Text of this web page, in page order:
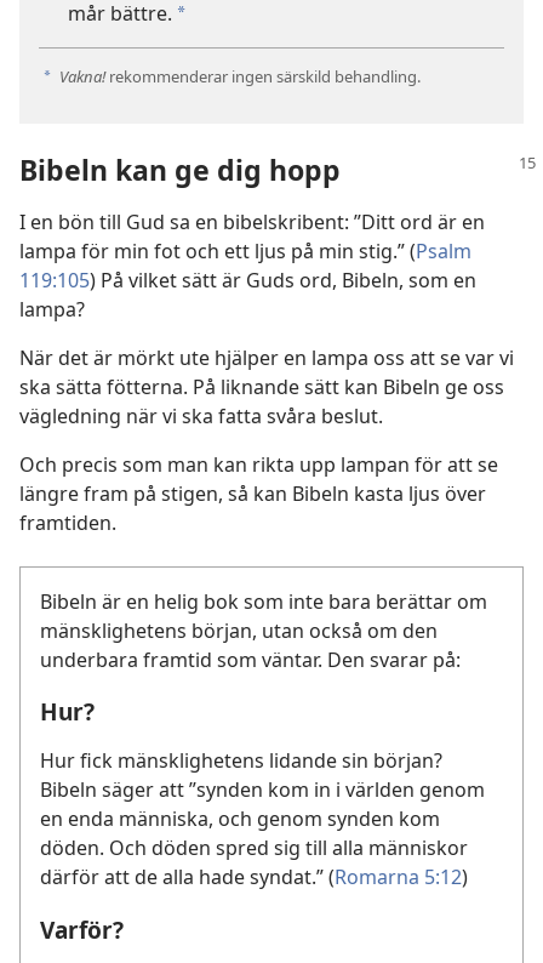
mår bättre. a
a Vakna!rekommenderar ingen särskild behandling.
Bibeln kan ge dig hopp
I en bön till Gud sa en bibelskribent: ”Ditt ord är en
lampa för min fot och ett ljus på min stig.” (Psalm
119:105) På vilket sätt är Guds ord, Bibeln, som en
lampa?
När det är mörkt ute hjälper en lampa oss att se var vi
ska sätta fötterna. På liknande sätt kan Bibeln ge oss
vägledning när vi ska fatta svåra beslut.
Och precis som man kan rikta upp lampan för att se
längre fram på stigen, så kan Bibeln kasta ljus över
framtiden.
Bibeln är en helig bok som inte bara berättar om
mänsklighetens början, utan också om den
underbara framtid som väntar. Den svarar på:
Hur?
Hur fick mänsklighetens lidande sin början?
Bibeln säger att ”synden kom in i världen genom
en enda människa, och genom synden kom
döden. Och döden spred sig till alla människor
därför att de alla hade syndat.” (Romarna 5:12)
Varför?